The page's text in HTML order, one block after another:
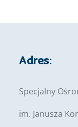
Adres:
Specjalny
im. Janusza